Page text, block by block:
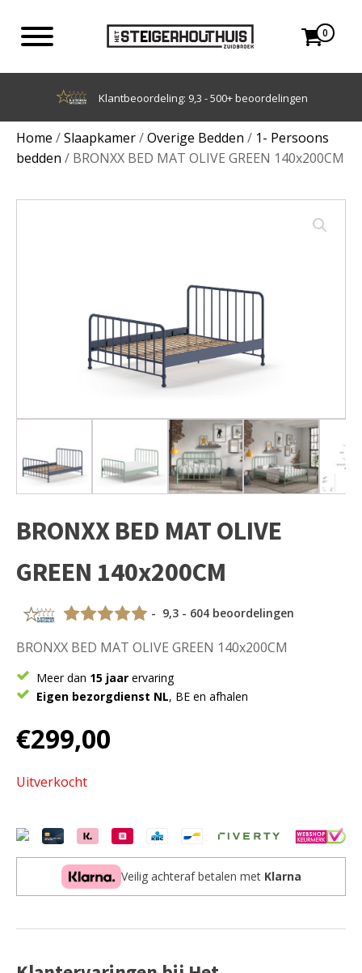
0
Achteraf betalen met Klarna
Home /Slaapkamer/Overige Bedden / 1- Persoons
bedden / BRONXX BED MAT OLIVE GREEN 140x200CM
BRONXX BED MAT OLIVE
GREEN 140x200CM
- 9,3 - 604 beoordelingen
BRONXX BED MAT OLIVE GREEN 140x200CM
Meer dan 15 jaar ervaring
Eigen bezorgdienst NL, BE en afhalen
€299,00
Uitverkocht
Veilig achteraf betalen met Klarna